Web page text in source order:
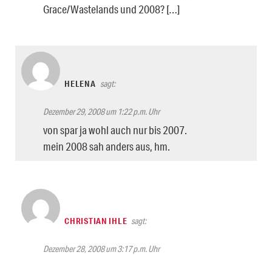
Grace/Wastelands und 2008? […]
HELENA sagt:
Dezember 29, 2008 um 1:22 p.m. Uhr
von spar ja wohl auch nur bis 2007.
mein 2008 sah anders aus, hm.
CHRISTIAN IHLE sagt:
Dezember 28, 2008 um 3:17 p.m. Uhr